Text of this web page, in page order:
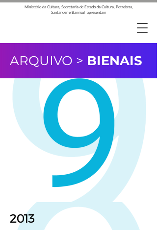
Ministério da Cultura, Secretaria de Estado da Cultura, Petrobras,
Santander e Banrisul apresentam
2013
ARQUIVO > BIENAIS